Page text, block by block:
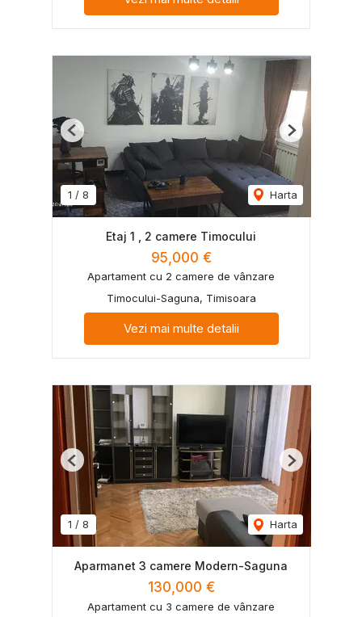
1 / 8 Harta
Previous Next
Etaj 1 , 2 camere Timocului
95,000 €
Apartament cu 2 camere de vânzare
Timocului-Saguna, Timisoara
Vezi mai multe detalii
1 / 8 Harta
Previous Next
Aparmanet 3 camere Modern-Saguna
130,000 €
Apartament cu 3 camere de vânzare